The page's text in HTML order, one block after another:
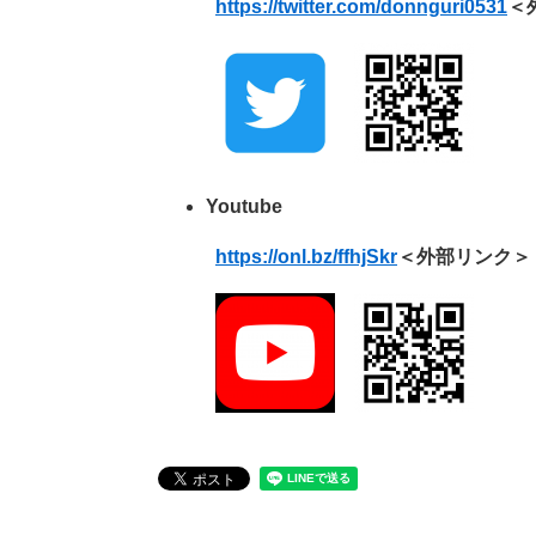
https://twitter.com/donnguri0531 ＜
Youtube
https://onl.bz/ffhjSkr ＜外部リンク＞